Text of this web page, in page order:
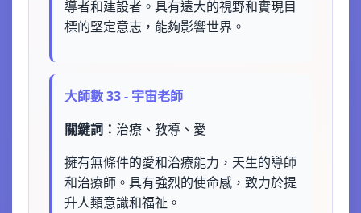
導者和建設者。具有遠大的視野和實現目
標的堅定意志，能夠影響世界。
大師數 33 - 宇宙老師
關鍵詞： 治療、教導、愛
擁有無條件的愛和治療能力，天生的導師
和治療師。具有強烈的使命感，致力於提
升人類意識和福祉。